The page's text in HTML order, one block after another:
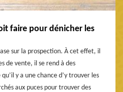
faire pour dénicher les
sur la prospection. À cet effet, il
de vente, il se rend à des
y a une chance d’y trouver les
aux puces pour trouver des